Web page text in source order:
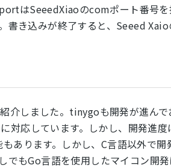
はSeeedXiaoのcomポート番号
書き込みが終了すると、Seeed Xaio
介しました。tinygoも開発が進ん
対応しています。しかし、開発進
あります。しかし、C言語以外で
でもGo言語を使用したマイコン開